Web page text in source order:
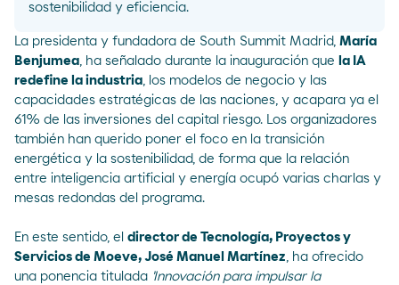
sostenibilidad y eficiencia.
La presidenta y fundadora de South Summit Madrid, María
Benjumea, ha señalado durante la inauguración que la IA
redefine la industria, los modelos de negocio y las
capacidades estratégicas de las naciones, y acapara ya el
61% de las inversiones del capital riesgo. Los organizadores
también han querido poner el foco en la transición
energética y la sostenibilidad, de forma que la relación
entre inteligencia artificial y energía ocupó varias charlas y
mesas redondas del programa.
En este sentido, el director de Tecnología, Proyectos y
Servicios de Moeve, José Manuel Martínez, ha ofrecido
una ponencia titulada 'Innovación para impulsar la